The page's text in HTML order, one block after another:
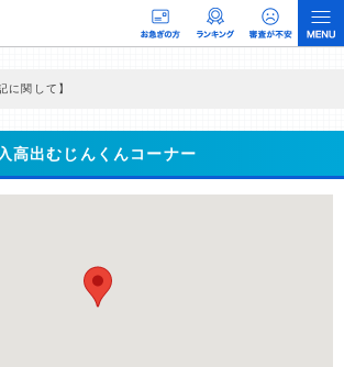
に関して】
のではなく、当編集部の調査／ユーザーへの口コミ収集な
した情報提供を行っています。
高出むじんくんコーナー